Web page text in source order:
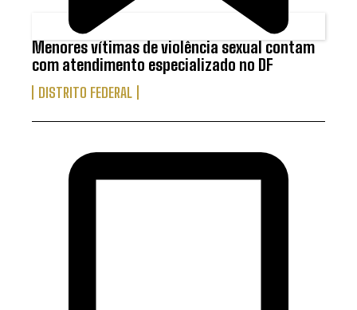
Menores vítimas de violência sexual contam
com atendimento especializado no DF
DISTRITO FEDERAL